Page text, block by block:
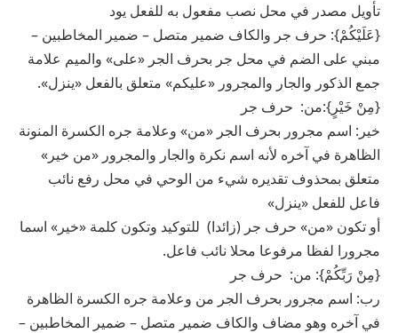
تأويل مصدر في محل نصب مفعول به للفعل يود
{عَلَيْكُمْ}: حرف جر والكاف ضمير متصل – ضمير المخاطبين –
مبني على الضم في محل جر بحرف الجر «على» والميم علامة
جمع الذكور والجار والمجرور «عليكم» متعلق بالفعل «ينزل».
{مِنْ خَيْرٍ}:من: حرف جر
خير: اسم مجرور بحرف الجر «من» وعلامة جره الكسرة المنونة
الظاهرة في آخره لأنه اسم نكرة والجار والمجرور «من خير»
متعلق بمحذوف تقديره شيء من الوحي في محل رفع نائب
فاعل للفعل «ينزل»
أو تكون «من» حرف جر (زائدا) للتوكيد وتكون كلمة «خير» اسما
مجرورا لفظا مرفوعا محلا نائب فاعل.
{مِنْ رَبِّكُمْ}: من: حرف جر
رب: اسم مجرور بحرف الجر من وعلامة جره الكسرة الظاهرة
في آخره وهو مضاف والكاف ضمير متصل – ضمير المخاطبين –